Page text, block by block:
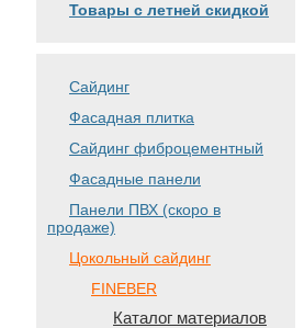
Товары с летней скидкой
Сайдинг
Фасадная плитка
Сайдинг фиброцементный
Фасадные панели
Панели ПВХ (скоро в
продаже)
Цокольный сайдинг
FINEBER
Каталог материалов